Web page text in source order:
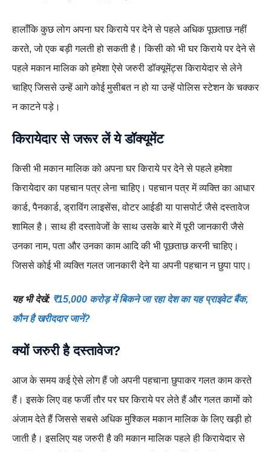
हालाँकि कुछ लोग अपना घर किराये पर देने से पहले अधिक पूछताछ नहीं
करते, जो एक बड़ी गलती हो सकती है। किसी को भी घर किराये पर देने से
पहले मकान मालिक को हमेशा ऐसे जरुरी डॉक्यूमेंट्स किरायेदार से लेने
चाहिए जिससे उन्हें आगे कोई मुसीबत न हो या उन्हें पोलिस स्टेशन के चक्कर
न काटने पड़े।
किरायेदार से जरूर लें ये डॉक्यूमेंट
किसी भी मकान मालिक को अपना घर किराये पर देने से पहले हमेशा
किरायेदार का पहचान पत्र लेना चाहिए। पहचान पत्र में व्यक्ति का आधार
कार्ड, पैनकार्ड, ड्राविंग लाइसेंस, वोटर आईडी या पासपोर्ट जैसे दस्तावेज
शामिल है। साथ ही दस्तावेजों के साथ उसके बारे में पूरी जानकारी जैसे
उनका नाम, पता और उनका काम आदि की भी पूछताछ करनी चाहिए।
जिससे कोई भी व्यक्ति गलत जानकारी देने या अपनी पहचान न छुपा पाए।
यह भी देखें: ₹15,000 करोड़ में बिकने जा रहा देश का यह प्राइवेट बैंक,
कौन है खरीददार जानें?
क्यों जरुरी है दस्तावेज?
आज के समय कई ऐसे लोग हैं जो अपनी पहचाना छुपाकर गलत काम करते
हैं। इसके लिए वह फर्जी तौर पर घर किराये पर लेते हैं और गलत कामों को
अंजाम देते हैं जिससे सबसे अधिक मुश्किल मकान मालिक के लिए खड़ी हो
जाती है। इसलिए यह जरुरी है की मकान मालिक पहले ही किरायेदार से